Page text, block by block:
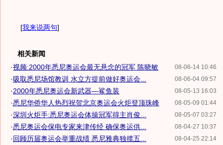
[我来说两句]
相关新闻
08-06-14 10:46
·视频:2000年悉尼奥运会最无悬念的冠军 陈晓敏
08-06-04 09:57
·吸取悉尼场馆教训 水立方提前做好奥运会...
08-05-13 16:03
·2000年悉尼奥运会新武器—鲨鱼装
08-05-09 01:44
·悉尼华侨华人热烈祝贺北京奥运会火炬登顶珠峰
08-05-07 03:27
·深圳火炬手:悉尼奥运会体操冠军得主肖俊...
08-04-27 10:37
·悉尼奥运会保电专家来津传经 确保奥运供...
08-04-25 22:14
·回顾历届奥运会举重战绩 悉尼雅典独揽五...